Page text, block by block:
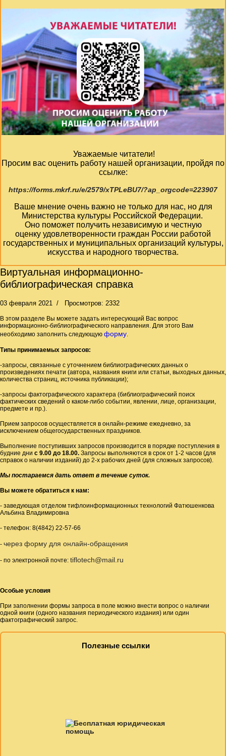
Уважаемые читатели!
Просим вас оценить работу нашей организации, пройдя по
ссылке:
https://forms.mkrf.ru/e/2579/xTPLeBU7/?ap_orgcode=223907
Ваше мнение очень важно не только для нас, но для
Министерства культуры Российской Федерации.
Оно поможет получить независимую и честную
оценку удовлетворенности граждан России работой
государственных и муниципальных организаций культуры,
искусства и народного творчества.
Виртуальная информационно-
библиографическая справка
03 февраля 2021 Просмотров: 2332
В этом разделе Вы можете задать интересующий Вас вопрос
информационно-библиографического направления. Для этого Вам
необходимо заполнить следующую форму
Типы принимаемых запросов:
-запросы, связанные с уточнением библиографических данных о
произведениях печати (автора, названия книги или статьи, выходных данных,
количества страниц, источника публикации);
-запросы фактографического характера (библиографический поиск
фактических сведений о каком-либо событии, явлении, лице, организации,
предмете и пр.).
Прием запросов осуществляется в онлайн-режиме ежедневно, за
исключением общегосударственных праздников.
Выполнение поступивших запросов производится в порядке поступления в
будние дни с 9.00 до 18.00. Запросы выполняются в срок от 1-2 часов (для
справок о наличии изданий) до 2-х рабочих дней (для сложных запросов).
Мы постараемся дать ответ в течение суток.
Вы можете обратиться к нам:
- заведующая отделом тифлоинформационных технологий Фатюшенкова
Альбина Владимировна
- телефон: 8(4842) 22-57-66
- через форму для онлайн-обращения
- по электронной почте: tiflotech@mail.ru
Особые условия
При заполнении формы запроса в поле можно внести вопрос о наличии
одной книги (одного названия периодического издания) или один
фактографический запрос.
Полезные ссылки